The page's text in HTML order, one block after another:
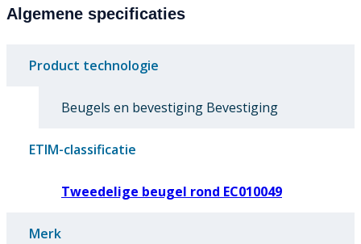
Algemene specificaties
Product technologie
Beugels en bevestiging Bevestiging
ETIM-classificatie
Tweedelige beugel rond EC010049
Merk